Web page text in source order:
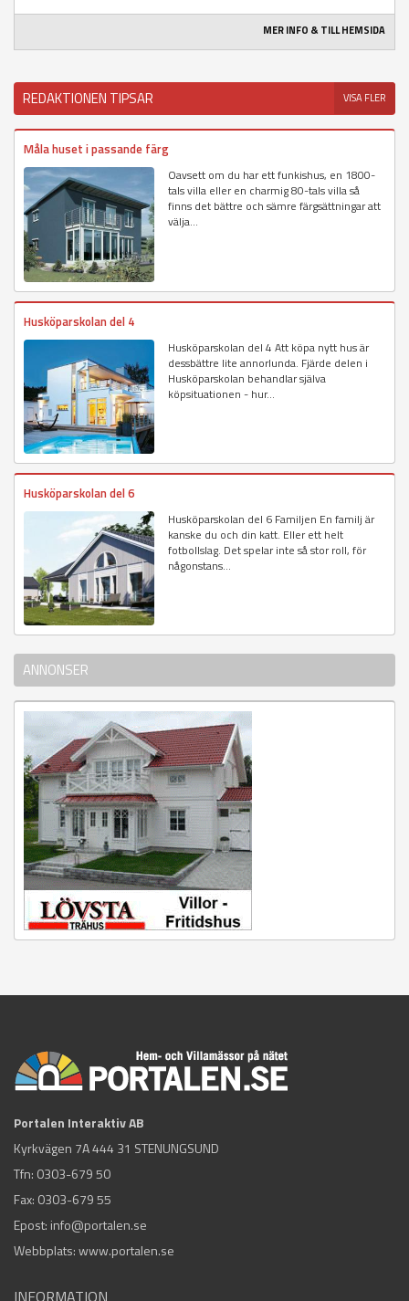
MER INFO & TILL HEMSIDA
REDAKTIONEN TIPSAR VISA FLER
Måla huset i passande färg
Oavsett om du har ett funkishus, en 1800-
tals villa eller en charmig 80-tals villa så
finns det bättre och sämre färgsättningar att
välja...
Husköparskolan del 4
Husköparskolan del 4 Att köpa nytt hus är
dessbättre lite annorlunda. Fjärde delen i
Husköparskolan behandlar själva
köpsituationen - hur...
Husköparskolan del 6
Husköparskolan del 6 Familjen En familj är
kanske du och din katt. Eller ett helt
fotbollslag. Det spelar inte så stor roll, för
någonstans...
ANNONSER
Portalen Interaktiv AB
Kyrkvägen 7A 444 31 STENUNGSUND
Tfn: 0303-679 50
Fax: 0303-679 55
Epost: info@portalen.se
Webbplats: www.portalen.se